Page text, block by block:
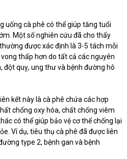
uống cà phê có thể giúp tăng tuổi
Một số nghiên cứu đã cho thấy
được xác định là 3-5 tách mỗi
thấp hơn do tất cả các nguyên
đột quỵ, ung thư và bệnh đường hô
kết này là cà phê chứa các hợp
chống oxy hóa, chất chống viêm
có thể giúp bảo vệ cơ thể chống lại
Ví dụ, tiêu thụ cà phê đã được liên
type 2, bệnh gan và bệnh